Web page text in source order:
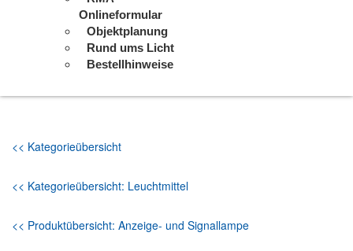
Onlineformular
Objektplanung
Rund ums Licht
Bestellhinweise
<< Kategorieübersicht
<< Kategorieübersicht: Leuchtmittel
<< Produktübersicht: Anzeige- und Signallampe